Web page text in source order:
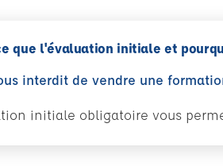
que l'évaluation initiale et
interdit de vendre une
initiale obligatoire vous